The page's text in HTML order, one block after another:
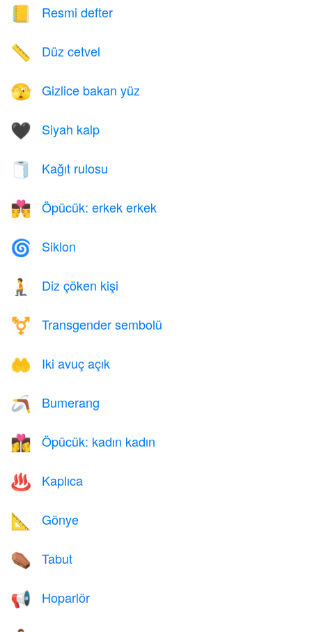
📒 Resmi defter
📏 Düz cetvel
🫣 Gizlice bakan yüz
🖤 Siyah kalp
🧻 Kağıt rulosu
👨‍❤️‍💋‍👨 Öpücük: erkek erkek
🌀 Siklon
🧎 Diz çöken kişi
⚧️ Transgender sembolü
🤲 Iki avuç açık
🪃 Bumerang
👩‍❤️‍💋‍👩 Öpücük: kadın kadın
♨️ Kaplıca
📐 Gönye
⚰️ Tabut
📢 Hoparlör